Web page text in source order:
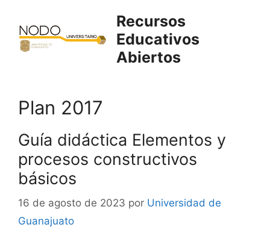
contenido
Recursos
Educativos
Abiertos
Plan 2017
Guía didáctica Elementos y
procesos constructivos
básicos
16 de agosto de 2023 por Universidad de
Guanajuato